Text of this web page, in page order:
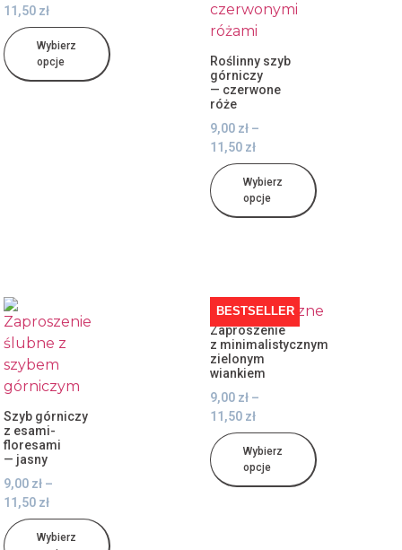
11,50 zł
Wybierz
opcje
Roślinny szyb
górniczy
— czerwone
róże
9,00 zł –
11,50 zł
Wybierz
opcje
Szyb górniczy
z esami-
floresami
— jasny
9,00 zł –
11,50 zł
Wybierz
BESTSELLER
Zaproszenie
z minimalistycznym
zielonym
wiankiem
9,00 zł –
11,50 zł
Wybierz
opcje